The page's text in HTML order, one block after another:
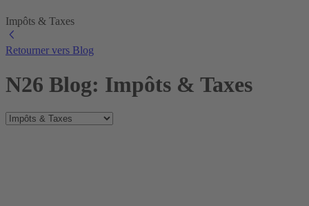
Impôts & Taxes
Retourner vers Blog
N26 Blog: Impôts & Taxes